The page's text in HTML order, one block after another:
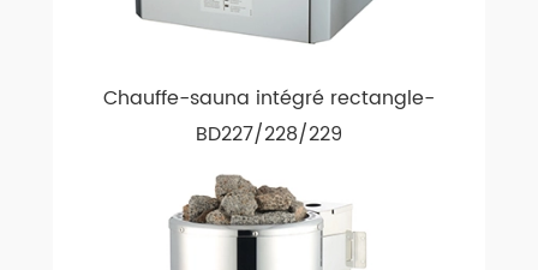
Chauffe-sauna intégré rectangle-
BD227/228/229